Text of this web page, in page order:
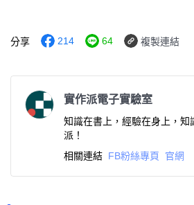
分享 214 64 複製連結
實作派電子實驗室
知識在書上，經驗在身上，知
派！
相關連結 FB粉絲專頁 官網